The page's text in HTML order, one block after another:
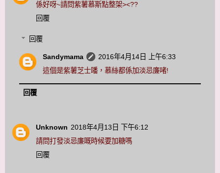
係好呀~請問紫薯慕斯點整架><??
回覆
回覆
Sandymama
2016年4月14日 上午6:33
這個是紫薯芝士噃，慕絲都係加淡忌廉啫!
回覆
Unknown 2018年4月13日 下午6:12
請問打發淡忌廉嘅時候要加糖嗎
回覆